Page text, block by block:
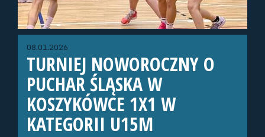
08.01.2026
TURNIEJ NOWOROCZNY O
PUCHAR ŚLĄSKA W
KOSZYKÓWCE 1X1 W
KATEGORII U15M